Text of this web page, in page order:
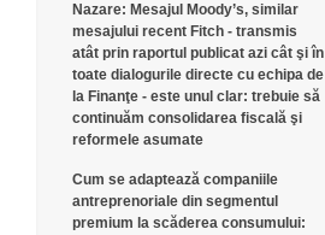
Nazare: Mesajul Moody’s, similar
mesajului recent Fitch - transmis
atât prin raportul publicat azi cât şi în
toate dialogurile directe cu echipa de
la Finanţe - este unul clar: trebuie să
continuăm consolidarea fiscală şi
reformele asumate
Cum se adaptează companiile
antreprenoriale din segmentul
premium la scăderea consumului: